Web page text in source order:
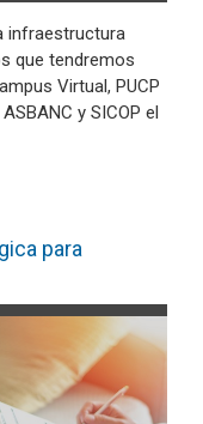
infraestructura
que tendremos
Virtual, PUCP
y SICOP el
para